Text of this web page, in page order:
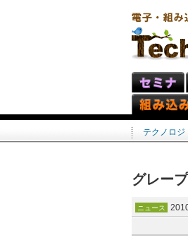
テクノロジ
グレー
ニュース